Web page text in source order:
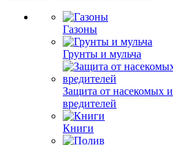
Газоны
Грунты и мульча
Защита от насекомых и
вредителей
Книги